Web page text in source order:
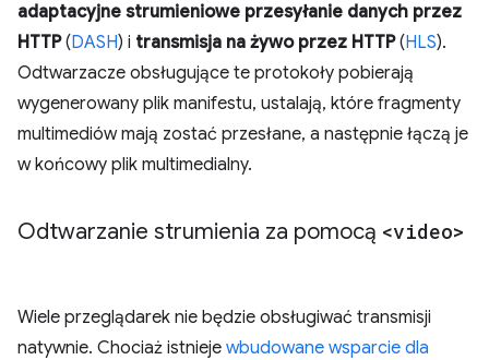
adaptacyjne strumieniowe przesyłanie danych przez
HTTP(DASH) i transmisja na żywo przez HTTP(HLS).
Odtwarzacze obsługujące te protokoły pobierają
wygenerowany plik manifestu, ustalają, które fragmenty
multimediów mają zostać przesłane, a następnie łączą je
w końcowy plik multimedialny.
Odtwarzanie strumienia za pomocą <video>
Wiele przeglądarek nie będzie obsługiwać transmisji
natywnie. Chociaż istnieje wbudowane wsparcie dla